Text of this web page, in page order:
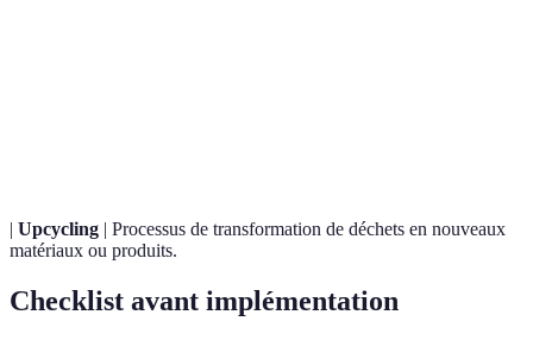
Upcycling | Processus de transformation de déchets en nouveaux
matériaux ou produits.
Checklist avant implémentation